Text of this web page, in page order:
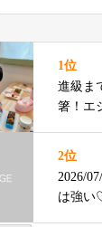
1位
進級ま
箸！エ
2位
2026/
は強い